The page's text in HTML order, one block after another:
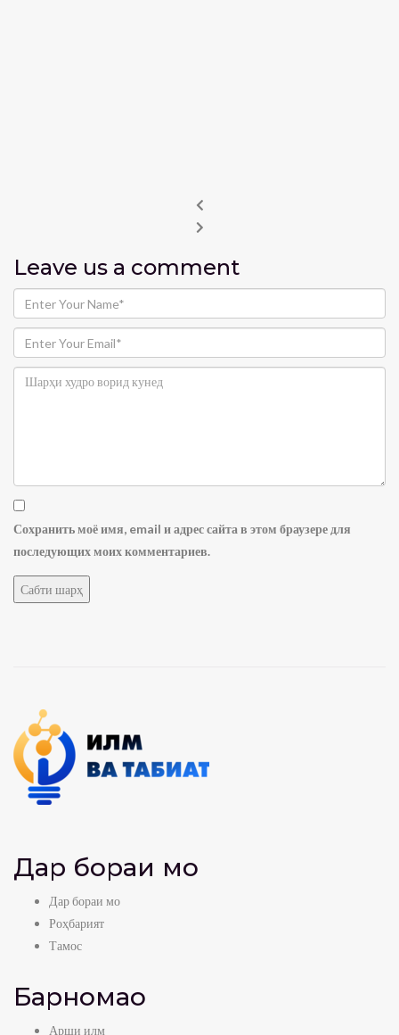
Leave us a comment
Сохранить моё имя, email и адрес сайта в этом браузере для
последующих моих комментариев.
Дар бораи мо
Дар бораи мо
Роҳбарият
Тамос
Барномаҳо
Арши илм